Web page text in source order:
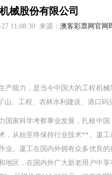
械股份有限公司
11:08:30 来源：澳客彩票网官网
力，是当今中国大的工程机械
、工程、农林水利建设、港口码
科学考察事业发展，扎根中国
从始至终保持行业技术**。厦
。厦工在国内外拥有众多优良
区，在国内外广大新老用户中